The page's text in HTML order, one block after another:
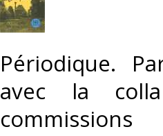
‎Périodique.
avec la
commissions